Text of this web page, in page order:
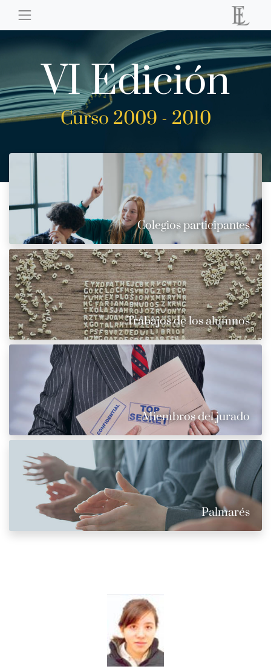
VI Edición
Curso 2009 - 2010
Colegios participantes
Trabajos de los alumnos
Miembros del jurado
Palmarés